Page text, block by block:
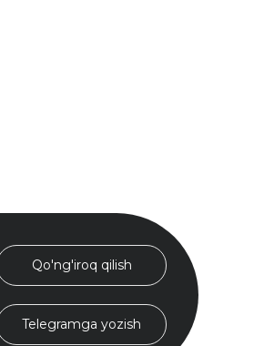
Qo'ng'iroq qilish
Telegramga yozish